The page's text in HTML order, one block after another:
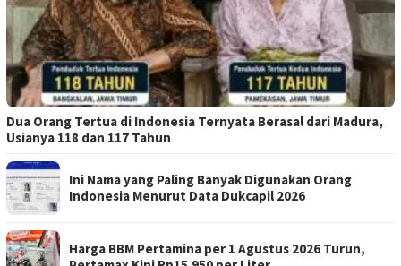
Dua Orang Tertua di Indonesia Ternyata Berasal dari Madura,
Usianya 118 dan 117 Tahun
Ini Nama yang Paling Banyak Digunakan Orang
Indonesia Menurut Data Dukcapil 2026
Harga BBM Pertamina per 1 Agustus 2026 Turun,